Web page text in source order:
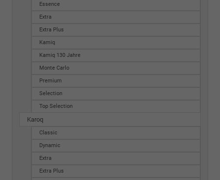
Essence
Extra
Extra Plus
Kamiq
Kamiq 130 Jahre
Monte Carlo
Premium
Selection
Top Selection
Karoq
Classic
Dynamic
Extra
Extra Plus